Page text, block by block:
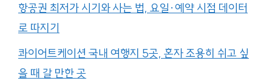
항공권 최저가 시기와 사는 법, 요일·예약 시점 데이터
로 따지기
콰이어트케이션 국내 여행지 5곳, 혼자 조용히 쉬고 싶
을 때 갈 만한 곳